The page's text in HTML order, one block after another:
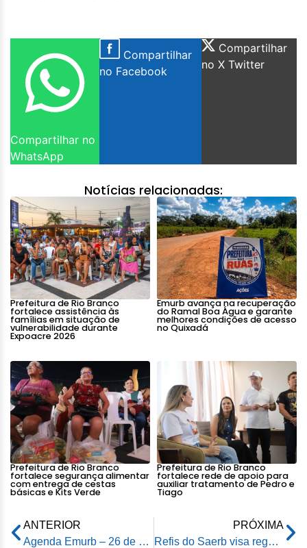
Compartilhar no
WhatsApp
Compartilhar
no Facebook
Compartilhar
no X Twitter
Notícias relacionadas:
Prefeitura de Rio Branco
fortalece assistência às
famílias em situação de
vulnerabilidade durante
Expoacre 2026
Emurb avança na recuperação
do Ramal Boa Água e garante
melhores condições de acesso
no Quixadá
Prefeitura de Rio Branco
fortalece segurança alimentar
com entrega de cestas
básicas e Kits Verde
Prefeitura de Rio Branco
fortalece rede de apoio para
auxiliar tratamento de Pedro e
Tiago
ANTERIOR
Agenda Emurb – 26 de setembro de 2025
PRÓXIMA
Refis do Saerb visa regularizar dívidas e melhorar serviços de água e esgoto em Rio Branco